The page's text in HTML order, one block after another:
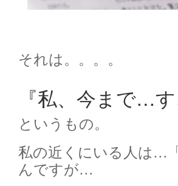
それは。。。。
『私、今まで…
というもの。
私の近くにいる人は…
んですが…